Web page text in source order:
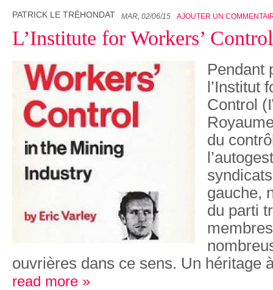
PATRICK LE TRÉHONDAT MAR, 02/06/15 AJOUTER UN
L’Institute for Workers’
Pendant
l’Institut
Control
du
gauche,
du parti
ouvrières dans ce sens. Un héritage
read more »